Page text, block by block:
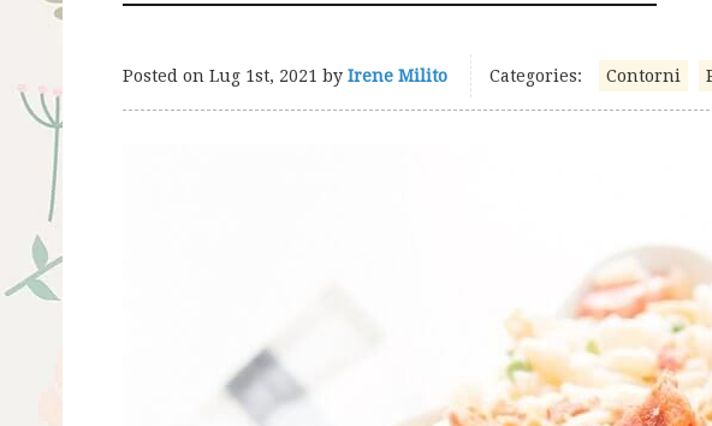
Posted on Lug 1st, 2021 by Irene Milito Categories: Contorni